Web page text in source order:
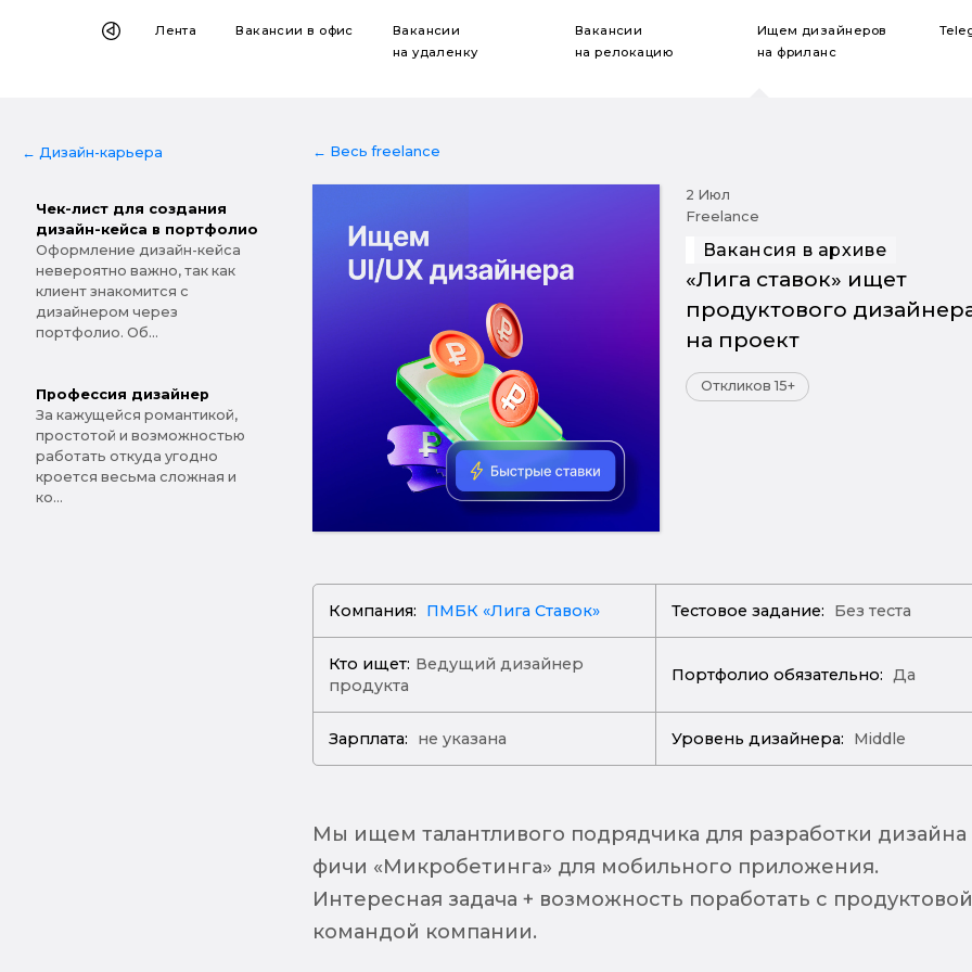
Лента Вакансиив офис
Вакансии
на удаленку
Вакансии
на релокацию
Ищем дизайнеров
на фриланс
← Дизайн-карьера
Чек-лист для создания
дизайн-кейса в портфолио
Оформление дизайн-кейса
невероятно важно, так как
клиент знакомится с
дизайнером через
портфолио. Об...
Профессия дизайнер
За кажущейся романтикой,
простотой и возможностью
работать откуда угодно
кроется весьма сложная и
ко...
← Весь freelance
2 Июл
Freelance
Вакансия в архиве
«Лига ставок» ищет
продуктового
на проект
Откликов 15+
Компания: ПМБК «Лига Ставок» Тестовое задание: Без теста
Кто ищет: Ведущий дизайнер
продукта
Портфолио обязательно: Да
Зарплата: не указана Уровень дизайнера: Middle
Мы ищем талантливого подрядчика для разработки дизайна
фичи «Микробетинга» для мобильного приложения.
Интересная задача + возможность поработать с продуктовой
командой компании.